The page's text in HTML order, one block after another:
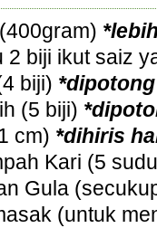
2 biji ikut saiz
biji)
(5 biji)
cm) *dihiris
Kari (5
Gula
(untuk